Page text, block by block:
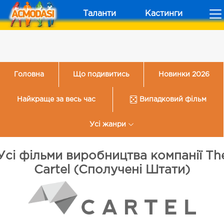
Таланти Кастинги
Головна Що подивитись Новинки 2026
Найкраще за весь час Випадковий фільм
Усі жанри
фільми виробництва компанії
Cartel (Сполучені Штати)